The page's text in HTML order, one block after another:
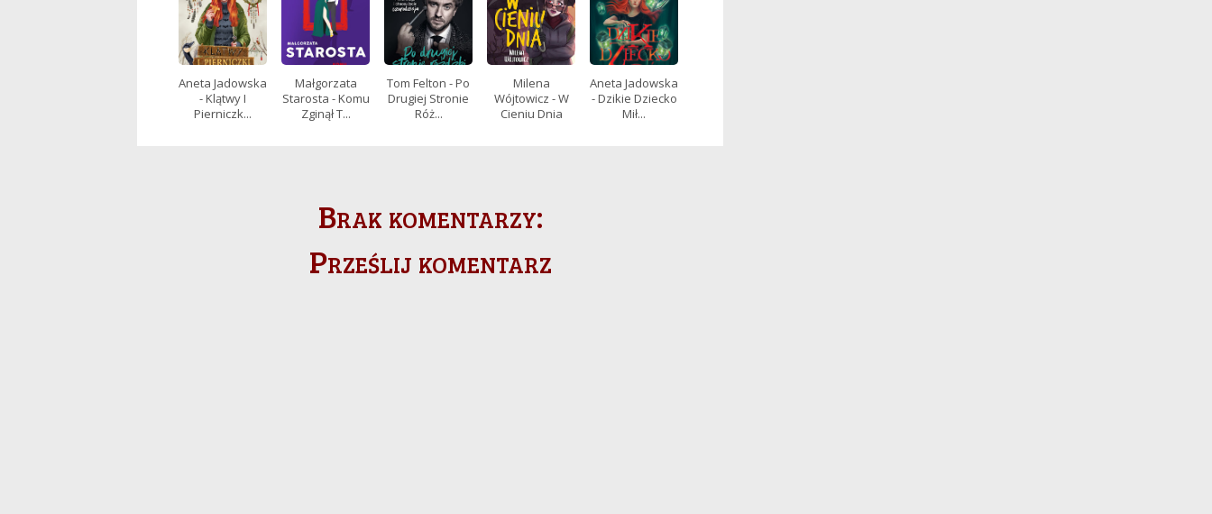
Aneta Jadowska
- Klątwy I
Pierniczk...
Małgorzata
Starosta - Komu
Zginął T...
Tom Felton - Po
Drugiej Stronie
Róż...
Milena
Wójtowicz - W
Cieniu Dnia
Aneta Jadowska
- Dzikie Dziecko
Mił...
Brak komentarzy:
Prześlij komentarz